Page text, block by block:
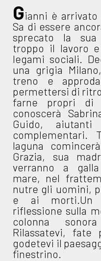
Gianni è arrivato
Sa di essere
sprecato la sua
troppo il lavoro
legami sociali.
una grigia
treno e
permettersi di
farne propri di
conoscerà
Guido,
complementari.
laguna
Grazia, sua
verranno a
mare, nel
nutre gli uomini,
e ai morti.Un
riflessione sulla
colonna
Rilassatevi,
godetevi il
finestrino.